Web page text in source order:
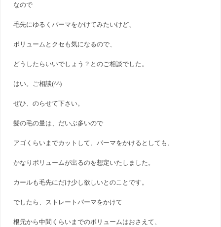
なので
毛先にゆるくパーマをかけてみたいけど、
ボリュームとクセも気になるので、
どうしたらいいでしょう？とのご相談でした。
はい。ご相談(^^)
ぜひ、のらせて下さい。
髪の毛の量は、だいぶ多いので
アゴくらいまでカットして、パーマをかけるとしても、
かなりボリュームが出るのを想定いたしました。
カールも毛先にだけ少し欲しいとのことです。
でしたら、ストレートパーマをかけて
根元から中間くらいまでのボリュームはおさえて、